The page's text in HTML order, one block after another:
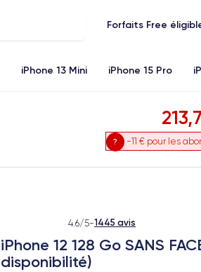
Forfaits Free
iPhone 13 Mini iPhone 15 Pro
-11 € pour les
4.6/5-1445 avis
iPhone 12 128 Go SANS
disponibilité)